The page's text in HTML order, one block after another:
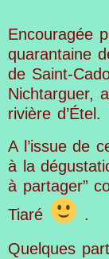
Encouragée
quarantaine
de Saint-
Nichtarguer,
rivière d’Étel.
A l’issue de
à la
à partager”
Tiaré
.
Quelques